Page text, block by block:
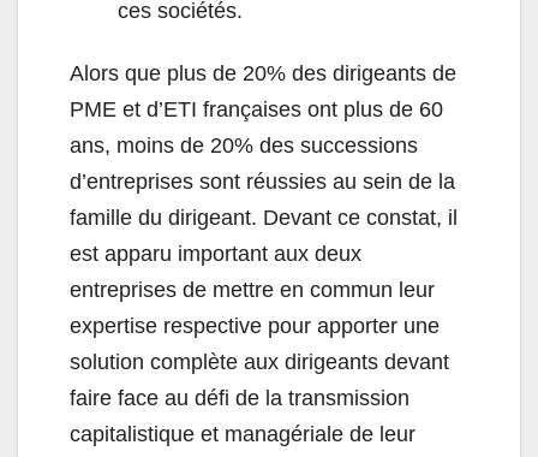
ces sociétés.
Alors que plus de 20% des dirigeants de
PME et d’ETI françaises ont plus de 60
ans, moins de 20% des successions
d’entreprises sont réussies au sein de la
famille du dirigeant. Devant ce constat, il
est apparu important aux deux
entreprises de mettre en commun leur
expertise respective pour apporter une
solution complète aux dirigeants devant
faire face au défi de la transmission
capitalistique et managériale de leur